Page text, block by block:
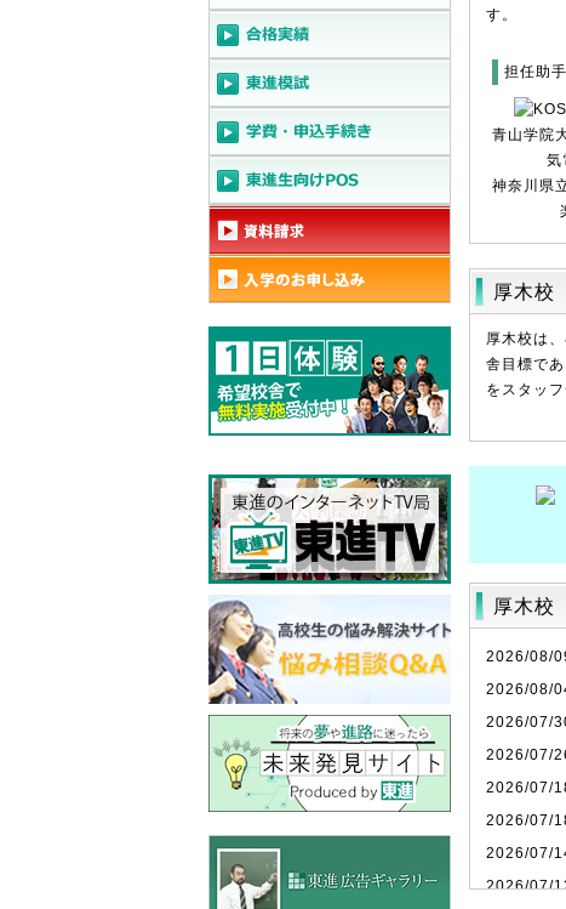
す。
担任助手
青山学
気
神奈川県
厚木校
厚木校は
舎目標で
をスタッ
厚木校
2026/08/
2026/08/
2026/07/
2026/07/
2026/07/
2026/07/
2026/07/
2026/07/